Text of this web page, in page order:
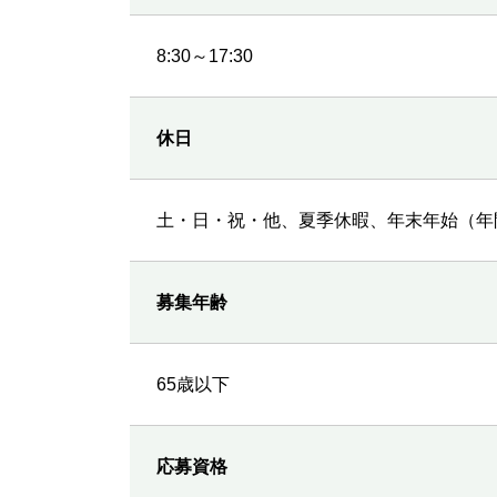
8:30～17:30
休日
土・日・祝・他、夏季休暇、年末年始（年
募集年齢
65歳以下
応募資格